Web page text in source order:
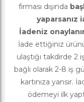
firması dışında
yaparsanız
İadeniz
İade ettiğiniz
ulaştığı takdirde 2
bağlı olarak 2-8 iş
kartınıza yansır.
ödemeyi ilk